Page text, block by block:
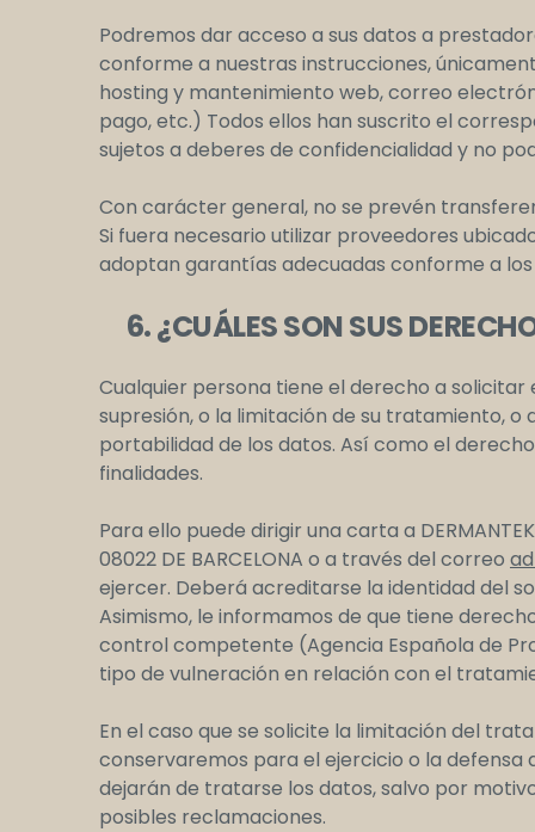
Podremos dar acceso a sus datos a
conforme a nuestras instrucciones,
hosting y mantenimiento web, correo
pago, etc.) Todos ellos han suscrito el
sujetos a deberes de confidencialidad y no
Con carácter general, no se prevén
Si fuera necesario utilizar proveedores
adoptan garantías adecuadas conforme a los
6. ¿CUÁLES SON SUS
Cualquier persona tiene el derecho a
supresión, o la limitación de su tratamiento,
portabilidad de los datos. Así como el
finalidades.
Para ello puede dirigir una carta a DERMANTEK
08022 DE BARCELONA o a través del correo
ejercer. Deberá acreditarse la identidad del
Asimismo, le informamos de que tiene
control competente (Agencia Española de
tipo de vulneración en relación con el
En el caso que se solicite la limitación del
conservaremos para el ejercicio o la defensa
dejarán de tratarse los datos, salvo por
posibles reclamaciones.